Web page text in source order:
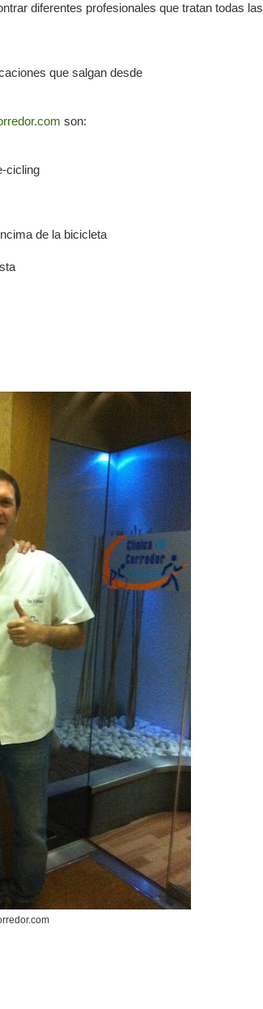
diferentes profesionales que tratan todas las
que salgan desde
son:
cicling
de la bicicleta